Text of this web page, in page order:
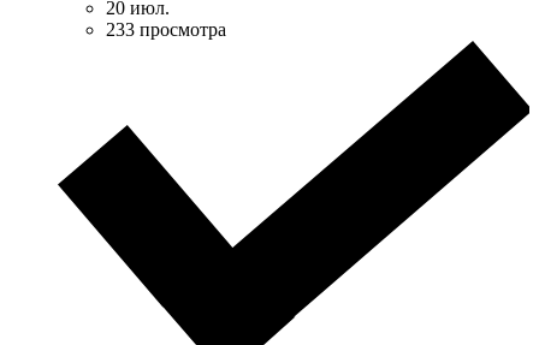
20 июл.
233 просмотра